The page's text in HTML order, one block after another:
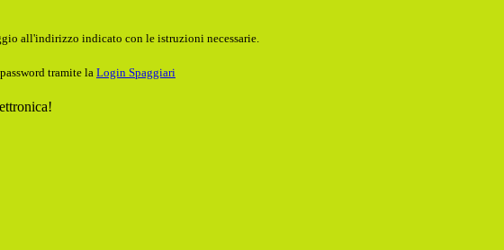
all'indirizzo indicato con le istruzioni necessarie.
tramite la Login Spaggiari